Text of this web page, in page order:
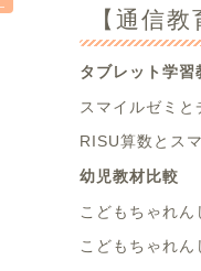
【通信
タブレット学習
スマイルゼミ
RISU算数とス
幼児教材比較
こどもちゃれ
こどもちゃれん